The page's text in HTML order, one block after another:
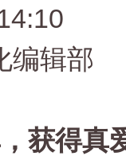
编辑部
获得真